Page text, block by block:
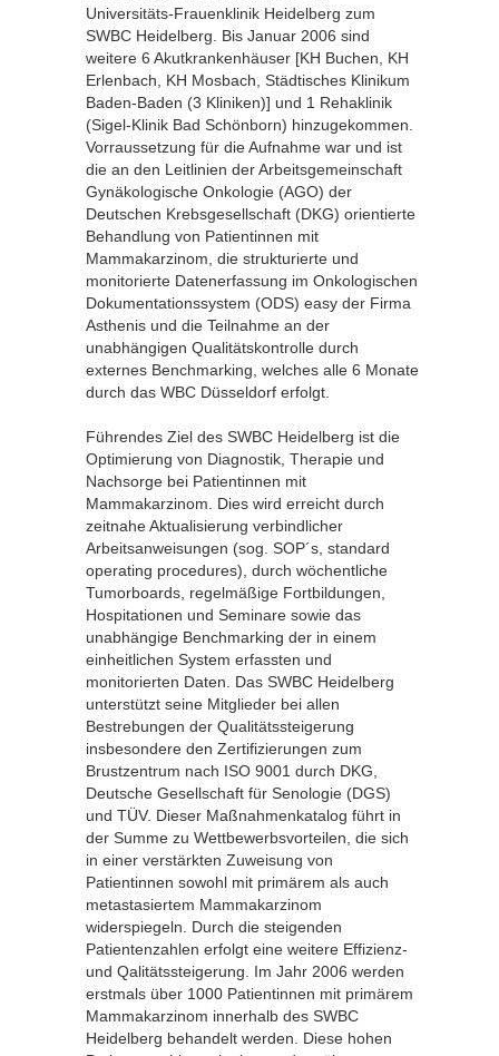
Universitäts-Frauenklinik Heidelberg zum
SWBC Heidelberg. Bis Januar 2006 sind
weitere 6 Akutkrankenhäuser [KH Buchen, KH
Erlenbach, KH Mosbach, Städtisches Klinikum
Baden-Baden (3 Kliniken)] und 1 Rehaklinik
(Sigel-Klinik Bad Schönborn) hinzugekommen.
Vorraussetzung für die Aufnahme war und ist
die an den Leitlinien der Arbeitsgemeinschaft
Gynäkologische Onkologie (AGO) der
Deutschen Krebsgesellschaft (DKG) orientierte
Behandlung von Patientinnen mit
Mammakarzinom, die strukturierte und
monitorierte Datenerfassung im Onkologischen
Dokumentationssystem (ODS) easy der Firma
Asthenis und die Teilnahme an der
unabhängigen Qualitätskontrolle durch
externes Benchmarking, welches alle 6 Monate
durch das WBC Düsseldorf erfolgt.
Führendes Ziel des SWBC Heidelberg ist die
Optimierung von Diagnostik, Therapie und
Nachsorge bei Patientinnen mit
Mammakarzinom. Dies wird erreicht durch
zeitnahe Aktualisierung verbindlicher
Arbeitsanweisungen (sog. SOP´s, standard
operating procedures), durch wöchentliche
Tumorboards, regelmäßige Fortbildungen,
Hospitationen und Seminare sowie das
unabhängige Benchmarking der in einem
einheitlichen System erfassten und
monitorierten Daten. Das SWBC Heidelberg
unterstützt seine Mitglieder bei allen
Bestrebungen der Qualitätssteigerung
insbesondere den Zertifizierungen zum
Brustzentrum nach ISO 9001 durch DKG,
Deutsche Gesellschaft für Senologie (DGS)
und TÜV. Dieser Maßnahmenkatalog führt in
der Summe zu Wettbewerbsvorteilen, die sich
in einer verstärkten Zuweisung von
Patientinnen sowohl mit primärem als auch
metastasiertem Mammakarzinom
widerspiegeln. Durch die steigenden
Patientenzahlen erfolgt eine weitere Effizienz-
und Qalitätssteigerung. Im Jahr 2006 werden
erstmals über 1000 Patientinnen mit primärem
Mammakarzinom innerhalb des SWBC
Heidelberg behandelt werden. Diese hohen